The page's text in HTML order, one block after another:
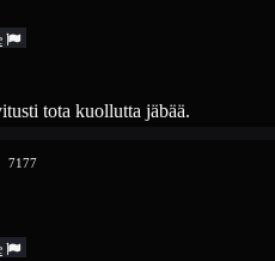
tota kuollutta jäbää.
7177